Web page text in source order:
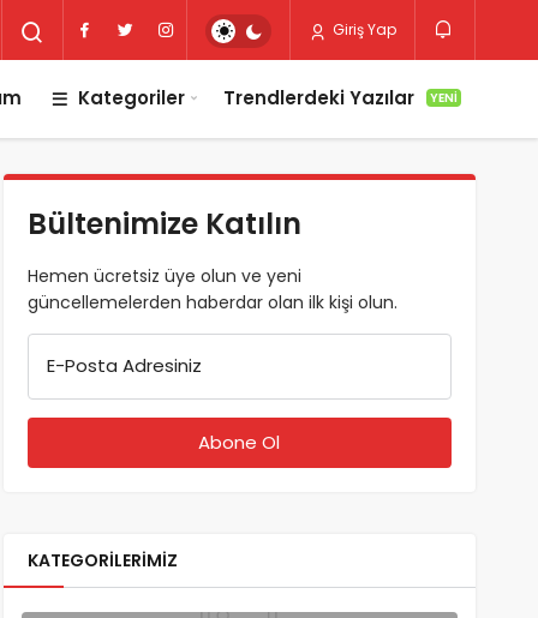
Giriş Yap
Kategoriler Trendlerdeki Yazılar YENI
Bültenimize Katılın
Hemen ücretsiz üye olun ve yeni
güncellemelerden haberdar olan ilk kişi olun.
E-Posta Adresiniz
KATEGORILERIMIZ